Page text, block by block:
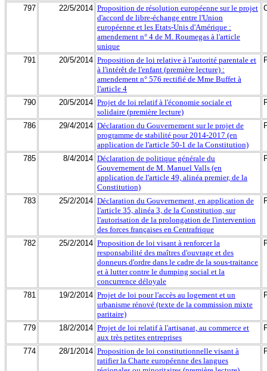
797 22/5/2014 Proposition de résolution européenne sur le projet
d'accord de libre-échange entre l'Union
européenne et les Etats-Unis d'Amérique :
amendement n° 4 de M. Roumegas à l'article
unique
791 20/5/2014 Proposition de loi relative à l'autorité parentale et
à l'intérêt de l'enfant (première lecture) :
amendement n° 576 rectifié de Mme Buffet à
l'article 4
790 20/5/2014 Projet de loi relatif à l'économie sociale et
solidaire (première lecture)
786 29/4/2014 Déclaration du Gouvernement sur le projet de
programme de stabilité pour 2014-2017 (en
application de l'article 50-1 de la Constitution)
785 8/4/2014 Déclaration de politique générale du
Gouvernement de M. Manuel Valls (en
application de l'article 49, alinéa premier, de la
Constitution)
783 25/2/2014 Déclaration du Gouvernement, en application de
l'article 35, alinéa 3, de la Constitution, sur
l'autorisation de la prolongation de l'intervention
des forces françaises en Centrafrique
782 25/2/2014 Proposition de loi visant à renforcer la
responsabilité des maîtres d'ouvrage et des
donneurs d'ordre dans le cadre de la sous-traitance
et à lutter contre le dumping social et la
concurrence déloyale
781 19/2/2014 Projet de loi pour l'accès au logement et un
urbanisme rénové (texte de la commission mixte
paritaire)
779 18/2/2014 Projet de loi relatif à l'artisanat, au commerce et
aux très petites entreprises
774 28/1/2014 Proposition de loi constitutionnelle visant à
ratifier la Charte européenne des langues